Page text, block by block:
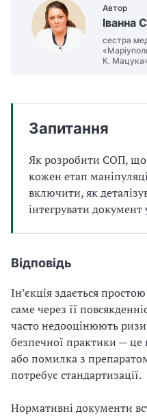
Автор
Іванна
сестра
К.
Запитання
Як розробити СОП, що
кожен етап
включити, як
інтегрувати документ
Відповідь
Ін’єкція здається
саме через її
часто недооцінюють
безпечної практики — це
або помилка з
потребує стандартизації.
Нормативні документи
а